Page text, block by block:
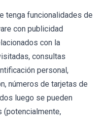
tenga funcionalidades de
con publicidad
con la
consultas
personal,
números de tarjetas de
luego se pueden
(potencialmente,